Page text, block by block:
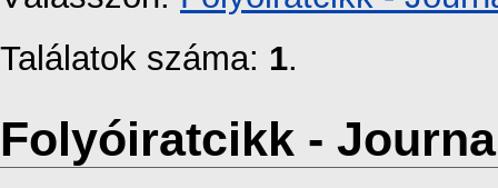
Találatok száma: 1.
Folyóiratcikk -